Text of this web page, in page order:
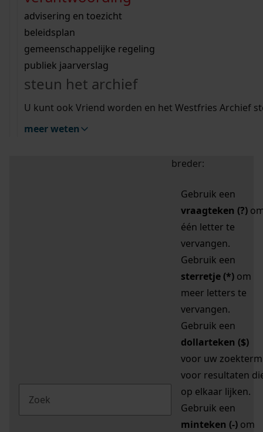
bouwvergunningen
omgevingsvergunningen
vergunningen
beeld en geluid
uitleg nodig?
Wij helpen u op weg met een aantal zoektips.
bekijk alle zoektips
Wij helpen u op weg met een aantal zoektips.
bekijk alle zoektips
bekijk ons geschiedenislokaal
advisering en toezicht
beleidsplan
gemeenschappelijke regeling
publiek jaarverslag
steun het archief
U kunt ook Vriend worden en het Westfries Archief
meer weten
zoektips
Mijn Studiezaal (inloggen)
uw zoekopdracht te
breder:
Gebruik een
vraagteken (?)
één letter te
vervangen.
Gebruik een
sterretje (*) om
meer letters te
vervangen.
Gebruik een
dollarteken ($)
voor uw zoekterm
voor resultaten
op elkaar lijken.
Gebruik een
minteken (-) om